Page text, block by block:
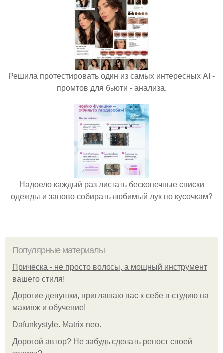
Решила протестировать один из самых интересных AI -
промтов для бьюти - анализа.
Надоело каждый раз листать бесконечные списки
одежды и заново собирать любимый лук по кусочкам?
Популярные материалы
Прическа - не просто волосы, а мощный инструмент
вашего стиля!
Дорогие девушки, приглашаю вас к себе в студию на
макияж и обучение!
Dafunkystyle. Matrix neo.
Дорогой автор? Не забудь сделать репост своей